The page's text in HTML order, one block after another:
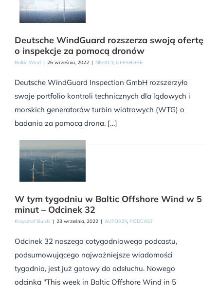
Deutsche WindGuard rozszerza swoją ofertę
o inspekcje za pomocą dronów
Baltic Wind | 26 września, 2022 | NIEMCY, OFFSHORE
Deutsche WindGuard Inspection GmbH rozszerzyło
swoje portfolio kontroli technicznych dla lądowych i
morskich generatorów turbin wiatrowych (WTG) o
badania za pomocą drona. […]
W tym tygodniu w Baltic Offshore Wind w 5
minut – Odcinek 32
Krzysztof Bulski | 23 września, 2022 | AUTORZY, PODCAST
Odcinek 32 naszego cotygodniowego podcastu,
podsumowującego najważniejsze wiadomości
tygodnia, jest już gotowy do odsłuchu. Nowego
odcinka "This week in Baltic Offshore Wind in 5